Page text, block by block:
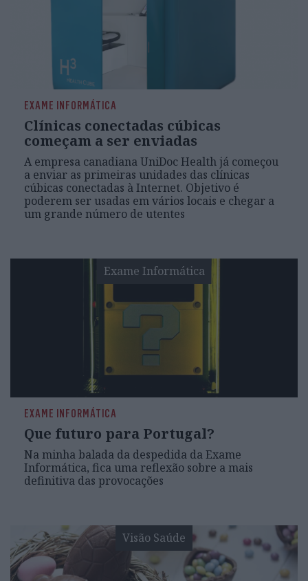
EXAME INFORMÁTICA
Clínicas conectadas cúbicas
começam a ser enviadas
A empresa canadiana UniDoc Health já começou
a enviar as primeiras unidades das clínicas
cúbicas conectadas à Internet. Objetivo é
poderem ser usadas em vários locais e chegar a
um grande número de utentes
Exame Informática
EXAME INFORMÁTICA
Que futuro para Portugal?
Na minha balada da despedida da Exame
Informática, fica uma reflexão sobre a mais
definitiva das provocações
Visão Saúde